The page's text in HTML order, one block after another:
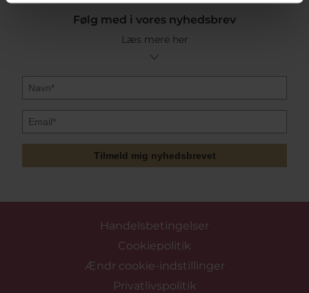
Følg med i vores nyhedsbrev
Læs mere her
Tilmeld mig nyhedsbrevet
Handelsbetingelser
Cookiepolitik
Ændr cookie-indstillinger
Privatlivspolitik